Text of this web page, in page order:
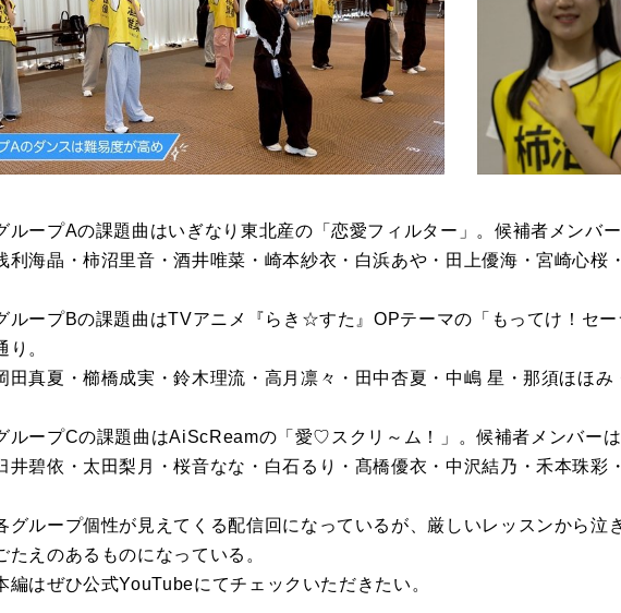
ループAの課題曲はいぎなり東北産の「恋愛フィルター」。候補者メンバー
利海晶・柿沼里音・酒井唯菜・崎本紗衣・白浜あや・田上優海・宮崎心桜
ループBの課題曲はTVアニメ『らき☆すた』OPテーマの「もってけ！セ
り。
田真夏・櫛橋成実・鈴木理流・高月凛々・田中杏夏・中嶋 星・那須ほほみ
ループCの課題曲はAiScReamの「愛♡スクリ～ム！」。候補者メンバーは
井碧依・太田梨月・桜音なな・白石るり・髙橋優衣・中沢結乃・禾本珠彩
グループ個性が見えてくる配信回になっているが、厳しいレッスンから泣
たえのあるものになっている。
編はぜひ公式YouTubeにてチェックいただきたい。